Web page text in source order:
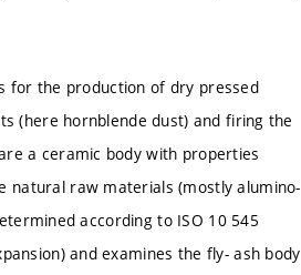
for the production of dry pressed
(here hornblende dust) and firing the
a ceramic body with properties
natural raw materials (mostly alumino-
according to ISO 10 545
and examines the fly- ash body